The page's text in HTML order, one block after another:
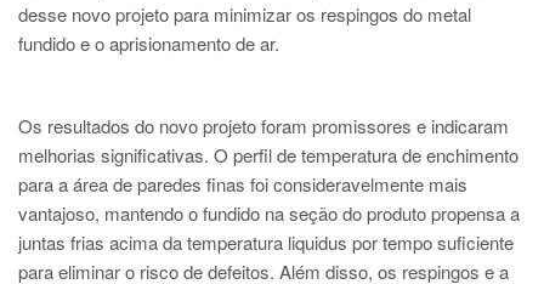
desse novo projeto para minimizar os respingos do metal
fundido e o aprisionamento de ar.
Os resultados do novo projeto foram promissores e indicaram
melhorias significativas. O perfil de temperatura de enchimento
para a área de paredes finas foi consideravelmente mais
vantajoso, mantendo o fundido na seção do produto propensa a
juntas frias acima da temperatura liquidus por tempo suficiente
para eliminar o risco de defeitos. Além disso, os respingos e a